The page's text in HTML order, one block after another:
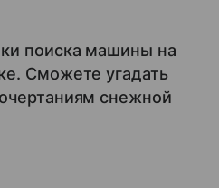
поиска машины на
Сможете угадать
снежной